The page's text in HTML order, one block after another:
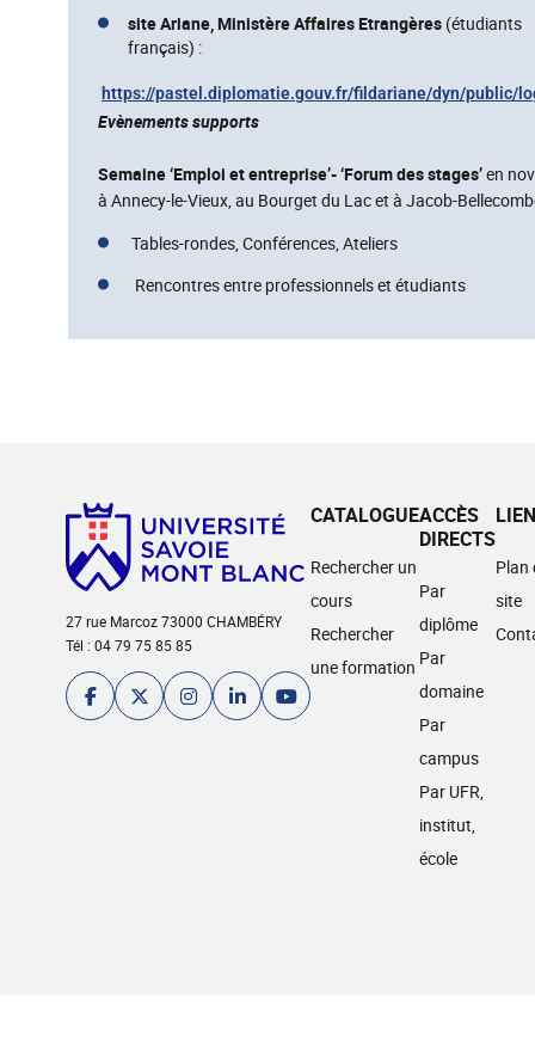
site Ariane, Ministère Affaires Etrangères (étudiants
français) :
https://pastel.diplomatie.gouv.fr/fildariane/dyn/public/
Evènements supports
Semaine ‘Emploi et entreprise’- ‘Forum des stages’en
à Annecy-le-Vieux, au Bourget du Lac et à Jacob-
Tables-rondes, Conférences, Ateliers
Rencontres entre professionnels et étudiants
27 rue Marcoz 73000 CHAMBÉRY
Tél : 04 79 75 85 85
CATALOGUE
Rechercher un
cours
Rechercher
une formation
ACCÈS
DIRECTS
Par
diplôme
Par
domaine
Par
campus
Par UFR,
institut,
école
Plan
site